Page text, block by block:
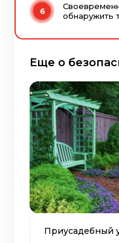
обнаружить
Еще о
Приусадебный